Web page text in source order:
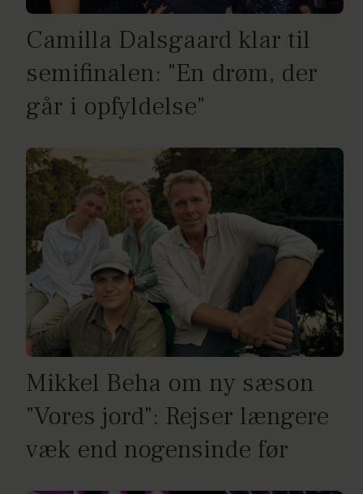
Camilla Dalsgaard klar til
semifinalen: "En drøm, der
går i opfyldelse"
Mikkel Beha om ny sæson
"Vores jord": Rejser længere
væk end nogensinde før